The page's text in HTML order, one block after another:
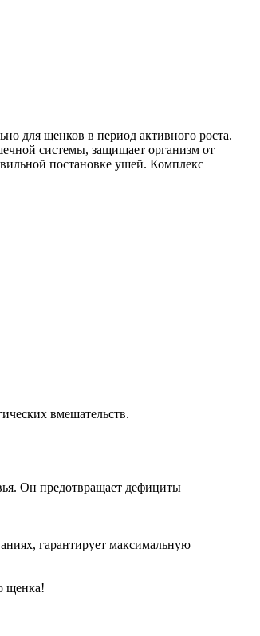
для щенков в период активного роста.
системы, защищает организм от
постановке ушей. Комплекс
вмешательств.
Он предотвращает дефициты
гарантирует максимальную
щенка!